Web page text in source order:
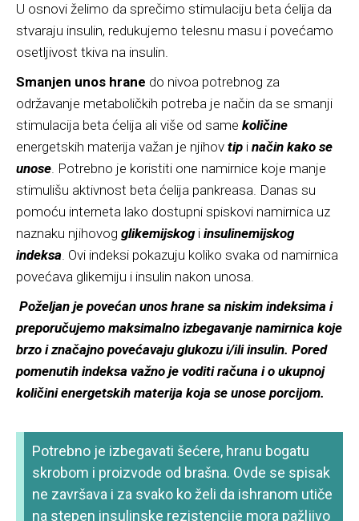
U osnovi želimo da sprečimo stimulaciju beta ćelija da
stvaraju insulin, redukujemo telesnu masu i povećamo
osetljivost tkiva na insulin.
Smanjen unos hrane do nivoa potrebnog za
održavanje metaboličkih potreba je način da se smanji
stimulacija beta ćelija ali više od same količine
energetskih materija važan je njihov tip i način kako se
unose. Potrebno je koristiti one namirnice koje manje
stimulišu aktivnost beta ćelija pankreasa. Danas su
pomoću interneta lako dostupni spiskovi namirnica uz
naznaku njihovog glikemijskogi insulinemijskog
indeksa. Ovi indeksi pokazuju koliko svaka od namirnica
povećava glikemiju i insulin nakon unosa.
Poželjan je povećan unos hrane sa niskim indeksima i
preporučujemo maksimalno izbegavanje namirnica koje
brzo i značajno povećavaju glukozu i/ili insulin. Pored
pomenutih indeksa važno je voditi računa i o ukupnoj
količini energetskih materija koja se unose porcijom.
Potrebno je izbegavati šećere, hranu bogatu
skrobom i proizvode od brašna. Ovde se spisak
ne završava i za svako ko želi da ishranom utiče
na stepen insulinske rezistencije mora pažljivo